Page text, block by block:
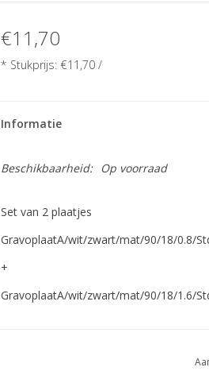
€11,70
* Stukprijs: €11,70/
Informatie
Beschikbaarheid: Op voorraad
Set van 2 plaatjes
GravoplaatA/wit/zwart/mat/90/18/0.8/
+
GravoplaatA/wit/zwart/mat/90/18/1.6/